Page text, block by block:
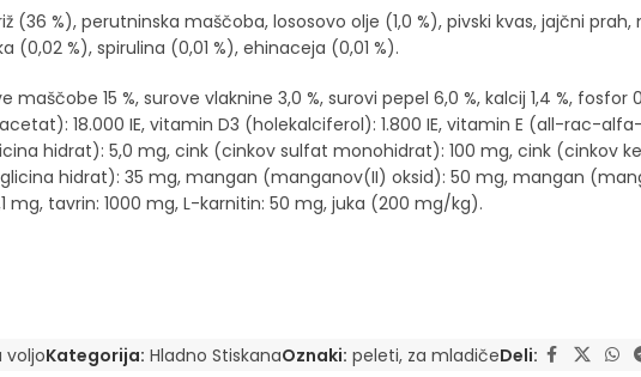
(36 %), perutninska maščoba, lososovo olje (1,0 %), pivski kvas, jajčni
(0,02 %), spirulina (0,01 %), ehinaceja (0,01 %).
15 %, surove vlaknine 3,0 %, surovi pepel 6,0 %, kalcij 1,4 %, fosfor 0,9
18.000 IE, vitamin D3 (holekalciferol): 1.800 IE, vitamin E (all-rac-
hidrat): 5,0 mg, cink (cinkov sulfat monohidrat): 100 mg, cink (cinkov
hidrat): 35 mg, mangan (manganov(II) oksid): 50 mg, mangan
tavrin: 1000 mg, L-karnitin: 50 mg, juka (200 mg/kg).
voljoKategorija: Hladno StiskanaOznaki: peleti, za mladičeDeli: